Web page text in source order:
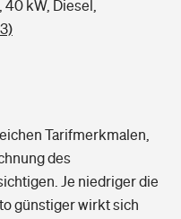
40 kW, Diesel,
Tarifmerkmalen,
des
Je niedriger die
günstiger wirkt sich